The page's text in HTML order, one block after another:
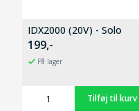
IDX2000 (20V) - Solo
199,-
På lager